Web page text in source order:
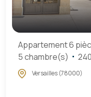
Appartement 6
5 chambre(s)
Versailles (78000)